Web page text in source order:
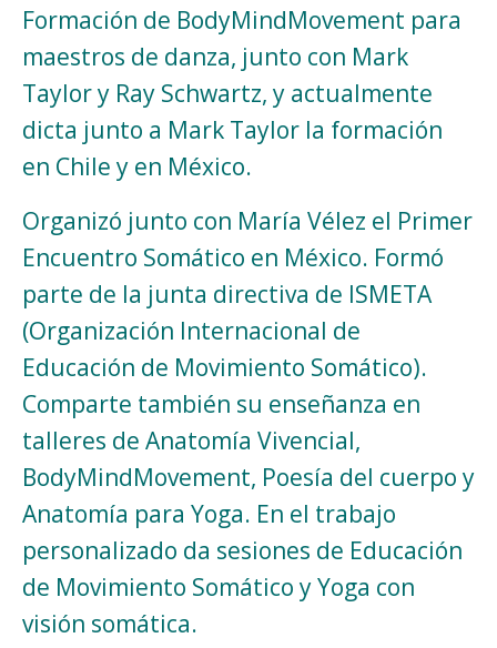
Formación de BodyMindMovement para
maestros de danza, junto con Mark
Taylor y Ray Schwartz, y actualmente
dicta junto a Mark Taylor la formación
en Chile y en México.
Organizó junto con María Vélez el Primer
Encuentro Somático en México. Formó
parte de la junta directiva de ISMETA
(Organización Internacional de
Educación de Movimiento Somático).
Comparte también su enseñanza en
talleres de Anatomía Vivencial,
BodyMindMovement, Poesía del cuerpo y
Anatomía para Yoga. En el trabajo
personalizado da sesiones de Educación
de Movimiento Somático y Yoga con
visión somática.